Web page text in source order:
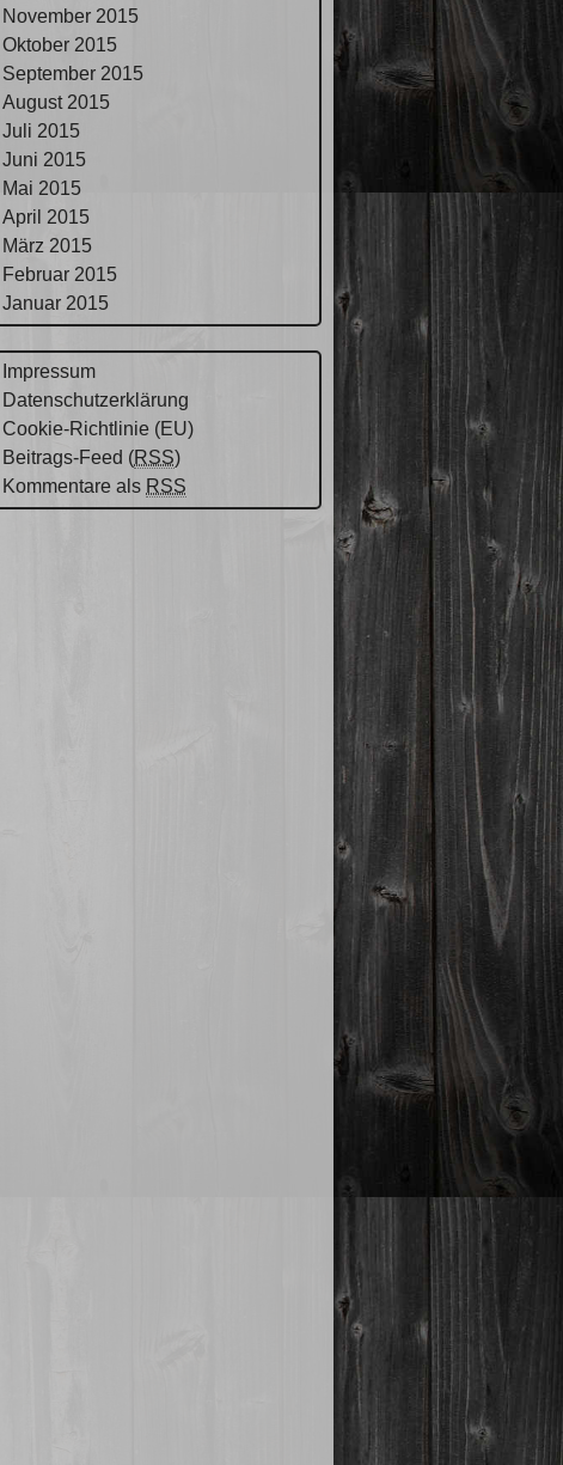
November 2015
Oktober 2015
September 2015
August 2015
Juli 2015
Juni 2015
Mai 2015
April 2015
März 2015
Februar 2015
Januar 2015
Impressum
Datenschutzerklärung
Cookie-Richtlinie (EU)
Beitrags-Feed (RSS)
Kommentare als RSS